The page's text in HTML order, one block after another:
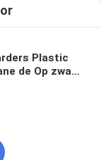
Plastic
de Op zwaar